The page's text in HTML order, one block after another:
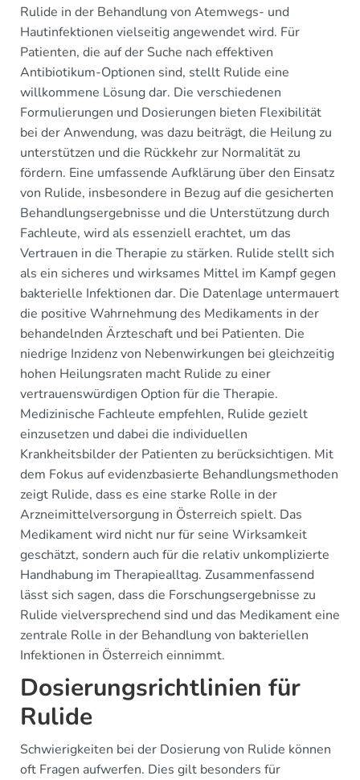
Rulide in der Behandlung von Atemwegs- und
Hautinfektionen vielseitig angewendet wird. Für
Patienten, die auf der Suche nach effektiven
Antibiotikum-Optionen sind, stellt Rulide eine
willkommene Lösung dar. Die verschiedenen
Formulierungen und Dosierungen bieten Flexibilität
bei der Anwendung, was dazu beiträgt, die Heilung zu
unterstützen und die Rückkehr zur Normalität zu
fördern. Eine umfassende Aufklärung über den Einsatz
von Rulide, insbesondere in Bezug auf die gesicherten
Behandlungsergebnisse und die Unterstützung durch
Fachleute, wird als essenziell erachtet, um das
Vertrauen in die Therapie zu stärken. Rulide stellt sich
als ein sicheres und wirksames Mittel im Kampf gegen
bakterielle Infektionen dar. Die Datenlage untermauert
die positive Wahrnehmung des Medikaments in der
behandelnden Ärzteschaft und bei Patienten. Die
niedrige Inzidenz von Nebenwirkungen bei gleichzeitig
hohen Heilungsraten macht Rulide zu einer
vertrauenswürdigen Option für die Therapie.
Medizinische Fachleute empfehlen, Rulide gezielt
einzusetzen und dabei die individuellen
Krankheitsbilder der Patienten zu berücksichtigen. Mit
dem Fokus auf evidenzbasierte Behandlungsmethoden
zeigt Rulide, dass es eine starke Rolle in der
Arzneimittelversorgung in Österreich spielt. Das
Medikament wird nicht nur für seine Wirksamkeit
geschätzt, sondern auch für die relativ unkomplizierte
Handhabung im Therapiealltag. Zusammenfassend
lässt sich sagen, dass die Forschungsergebnisse zu
Rulide vielversprechend sind und das Medikament eine
zentrale Rolle in der Behandlung von bakteriellen
Infektionen in Österreich einnimmt.
Dosierungsrichtlinien für
Rulide
Schwierigkeiten bei der Dosierung von Rulide können
oft Fragen aufwerfen. Dies gilt besonders für